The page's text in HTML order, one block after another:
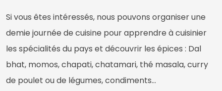
Si vous êtes intéressés, nous pouvons organiser une
demie journée de cuisine pour apprendre à cuisinier
les spécialités du pays et découvrir les épices : Dal
bhat, momos, chapati, chatamari, thé masala, curry
de poulet ou de légumes, condiments...